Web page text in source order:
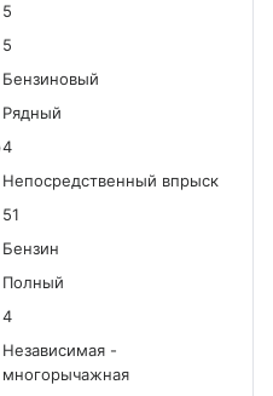
5
5
Бензиновый
Рядный
4
Непосредственный впрыск
51
Бензин
Полный
4
Независимая -
многорычажная